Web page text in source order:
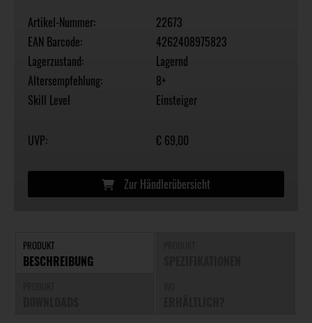
Artikel-Nummer:
22673
EAN Barcode:
4262408975823
Lagerzustand:
Lagernd
Altersempfehlung:
8+
Skill Level
Einsteiger
UVP: € 69,00
Zur Händlerübersicht
PRODUKT
BESCHREIBUNG